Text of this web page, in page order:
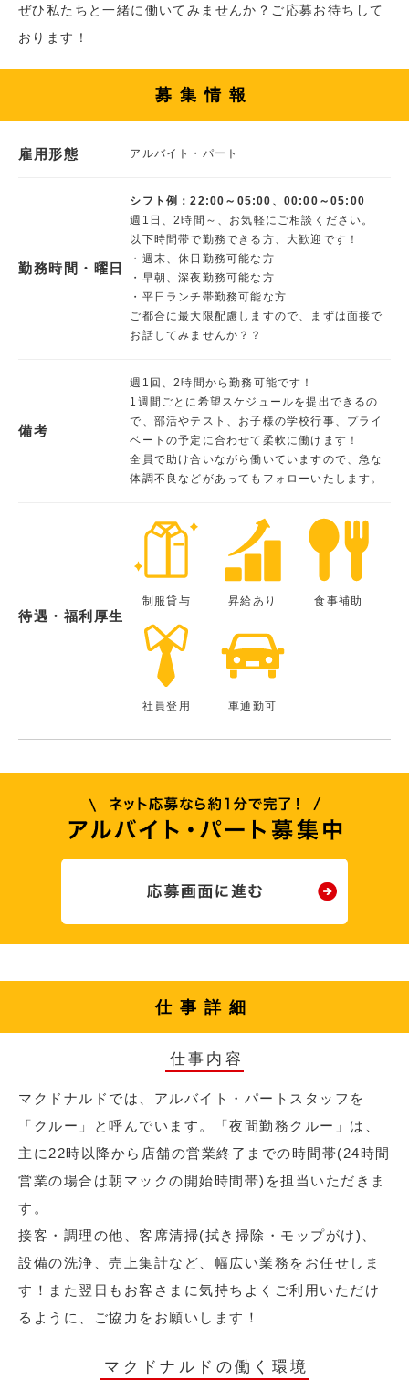
ぜひ私たちと一緒に働いてみませんか？ご応募お待ちして
おります！
募集情報
雇用形態 アルバイト・パート
勤務時間・曜日
シフト例：22:00～05:00、00:00～05:00
週1日、2時間～、お気軽にご相談ください。
以下時間帯で勤務できる方、大歓迎です！
・週末、休日勤務可能な方
・早朝、深夜勤務可能な方
・平日ランチ帯勤務可能な方
ご都合に最大限配慮しますので、まずは面接で
お話してみませんか？？
備考
週1回、2時間から勤務可能です！
1週間ごとに希望スケジュールを提出できるの
で、部活やテスト、お子様の学校行事、プライ
ベートの予定に合わせて柔軟に働けます！
全員で助け合いながら働いていますので、急な
体調不良などがあってもフォローいたします。
待遇・福利厚生
制服貸与 昇給あり 食事補助
社員登用 車通勤可
仕事詳細
仕事内容
マクドナルドでは、アルバイト・パートスタッフを
「クルー」と呼んでいます。「夜間勤務クルー」は、
主に22時以降から店舗の営業終了までの時間帯(24時間
営業の場合は朝マックの開始時間帯)を担当いただきま
す。
接客・調理の他、客席清掃(拭き掃除・モップがけ)、
設備の洗浄、売上集計など、幅広い業務をお任せしま
す！また翌日もお客さまに気持ちよくご利用いただけ
るように、ご協力をお願いします！
マクドナルドの働く環境